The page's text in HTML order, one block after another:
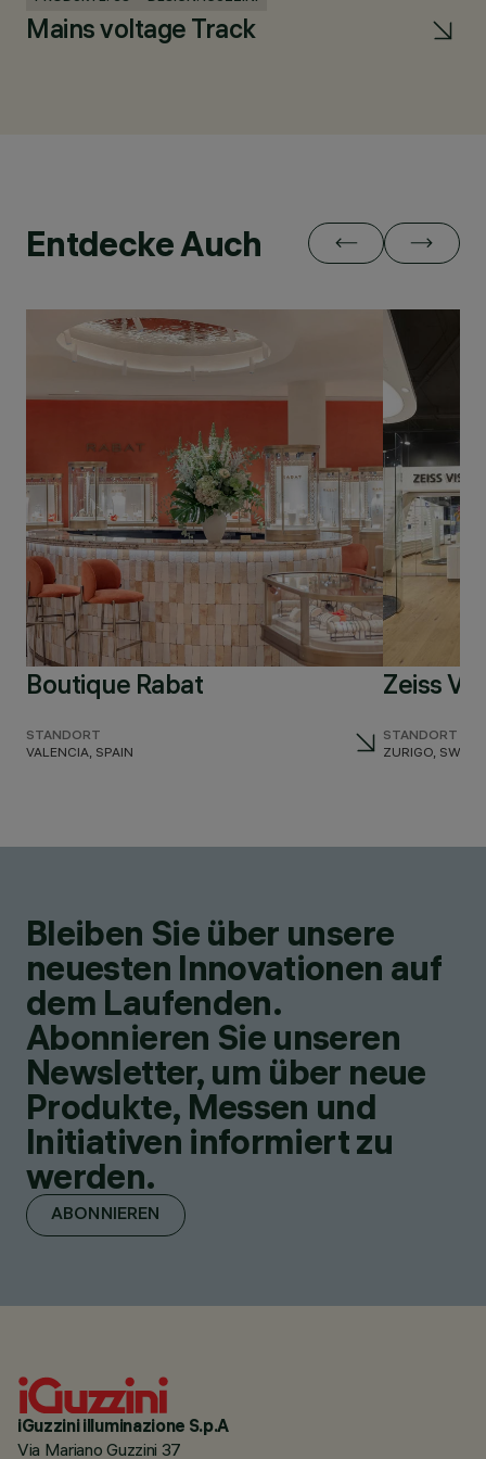
Mains voltage Track
Entdecke Auch
Boutique Rabat
STANDORT
VALENCIA, SPAIN
Zeiss
STANDORT
ZURIGO,
Bleiben Sie über unsere
neuesten Innovationen auf
dem Laufenden.
Abonnieren Sie unseren
Newsletter, um über neue
Produkte, Messen und
Initiativen informiert zu
werden.
ABONNIEREN
iGuzzini illuminazione S.p.A
Via Mariano Guzzini 37